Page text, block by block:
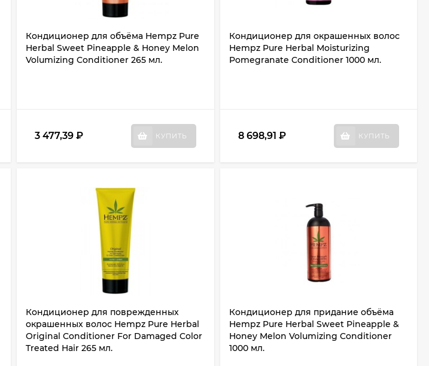
Кондиционер для объёма Hempz Pure
Herbal Sweet Pineapple & Honey Melon
Volumizing Conditioner 265 мл.
3 477,39₽ КУПИТЬ
Кондиционер для окрашенных волос
Hempz Pure Herbal Moisturizing
Pomegranate Conditioner 1000 мл.
8 698,91 ₽ КУПИТЬ
Кондиционер для поврежденных
окрашенных волос Hempz Pure Herbal
Original Conditioner For Damaged Color
Treated Hair 265 мл.
Кондиционер для придание объёма
Hempz Pure Herbal Sweet Pineapple &
Honey Melon Volumizing Conditioner
1000 мл.